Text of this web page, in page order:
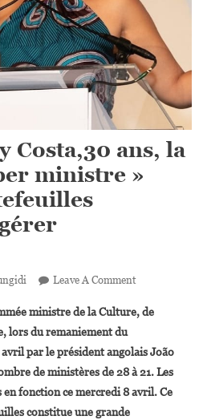
Costa,30 ans, la
ministre »
Leave A CommentOn
Adjany
Ans,
La
Nouvelle
ministre de la Culture, de
lors du remaniement du
par le président angolais João
de ministères de 28 à 21. Les
fonction ce mercredi 8 avril.Ce
constitue une grande